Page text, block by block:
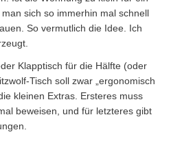
sich so immerhin mal schnell
So vermutlich die Idee. Ich
Klapptisch für die Hälfte (oder
Tisch soll zwar „ergonomisch
kleinen Extras. Ersteres muss
beweisen, und für letzteres gibt